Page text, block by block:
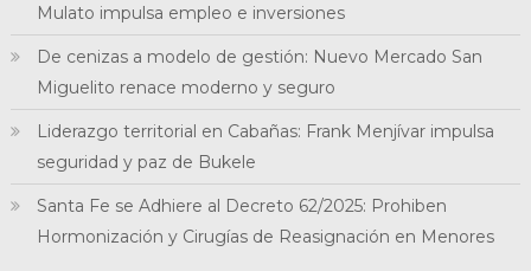
Mulato impulsa empleo e inversiones
De cenizas a modelo de gestión: Nuevo Mercado San
Miguelito renace moderno y seguro
Liderazgo territorial en Cabañas: Frank Menjívar impulsa
seguridad y paz de Bukele
Santa Fe se Adhiere al Decreto 62/2025: Prohiben
Hormonización y Cirugías de Reasignación en Menores